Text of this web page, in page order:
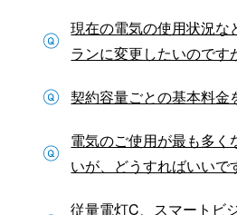
現在の電気の使用状況
ランに変更したいのです
契約容量ごとの基本料金
電気のご使用が最も多く
いが、どうすればいいで
従量電灯C、スマートビ